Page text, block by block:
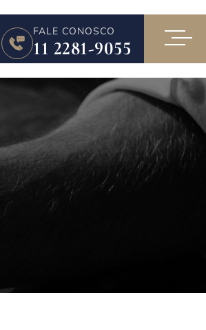
FALE CONOSCO
11 2281-9055